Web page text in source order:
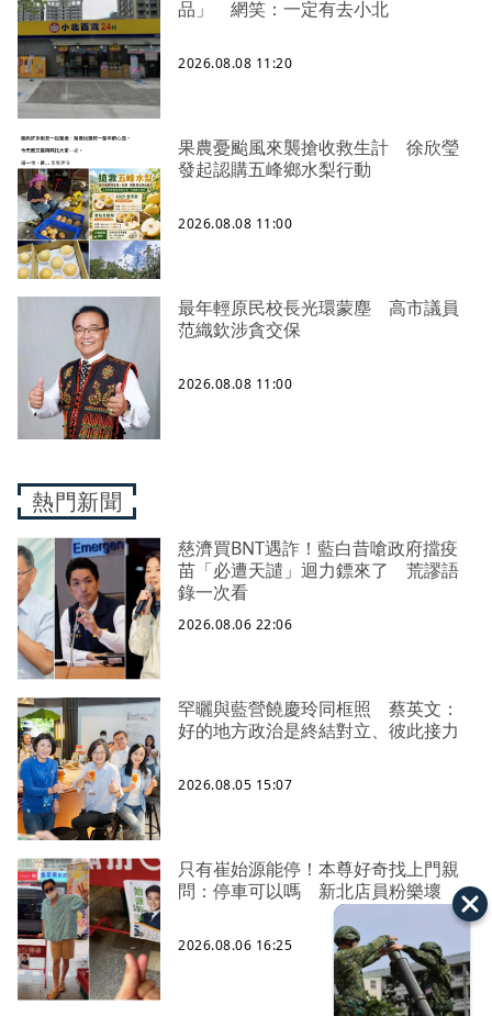
品」 網笑：一定有去小北
2026.08.08 11:20
果農憂颱風來襲搶收救生計 徐欣瑩
發起認購五峰鄉水梨行動
2026.08.08 11:00
最年輕原民校長光環蒙塵 高市議員
范織欽涉貪交保
2026.08.08 11:00
熱門新聞
慈濟買BNT遇詐！藍白昔嗆政府擋疫
苗「必遭天譴」迴力鏢來了 荒謬語
錄一次看
2026.08.06 22:06
罕曬與藍營饒慶玲同框照 蔡英文：
好的地方政治是終結對立、彼此接力
2026.08.05 15:07
只有崔始源能停！本尊好奇找上門親
問：停車可以嗎 新北店員粉樂壞
2026.08.06 16:25